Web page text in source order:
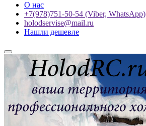
О нас
+7(978)751-50-54 (Viber, WhatsApp)
holodservise@mail.ru
Нашли дешевле